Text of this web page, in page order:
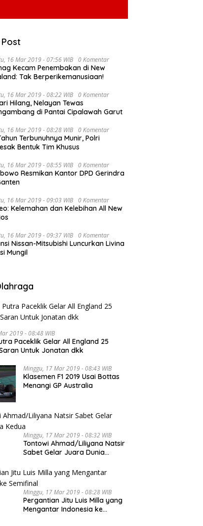
16 Mar 2019 - 07:56 WIB 0 Komentar
Kecam Penembakan di New
Tak Berperikemanusiaan!
16 Mar 2019 - 08:22 WIB 0 Komentar
Hilang, Nelayan Tewas
di Pantai Cipalawah Garut
16 Mar 2019 - 08:28 WIB 0 Komentar
Terbunuhnya Munir, Polri
Bentuk Tim Khusus
16 Mar 2019 - 08:55 WIB 0 Komentar
Resmikan Kantor DPD Gerindra
16 Mar 2019 - 09:03 WIB 0 Komentar
Kelemahan dan Kelebihan All New
16 Mar 2019 - 09:37 WIB 0 Komentar
Nissan-Mitsubishi Luncurkan Livina
Mungil
2019 - 08:48 WIB
Paceklik Gelar All England 25
Untuk Jonatan dkk
Minggu, 17 Mar 2019 - 08:43 WIB
Klasemen F1 2019 Usai Bottas
Menangi GP Australia
Minggu, 17 Mar 2019 - 08:32 WIB
Tontowi Ahmad/Liliyana Natsir
Sabet Gelar Juara Dunia
Minggu, 17 Mar 2019 - 08:28 WIB
Pergantian Jitu Luis Milla yang
Mengantar Indonesia ke